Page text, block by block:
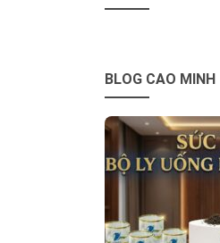
BLOG CAO MINH